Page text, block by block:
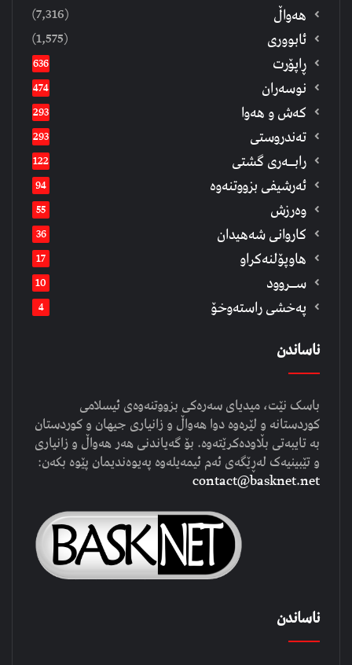
هەواڵ (7,316)
ئابووری (1,575)
ڕاپۆرت 636
نوسەران 474
كەش و هەوا 293
تەندروستی 293
رابــه‌ری گشتی 122
ئەرشیفى بزووتنەوە 94
وەرزش 55
كاروانی شەهیدان 36
هاوپۆلنەكراو 17
ســروود 10
په‌خشی راسته‌وخۆ 4
ناساندن
باسک نێت، میدیای سەرەکی بزووتنەوەی ئیسلامی
کوردستانە و لێرەوە دوا هەواڵ و زانیاری جیهان و کوردستان
بە تایبەتی بڵاودەکرێتەوە. بۆ گەیاندنی هەر هەواڵ و زانیاری
و تێبینیەک لەڕێگەی ئەم ئیمەیلەوە پەیوەندیمان پێوە بکەن:
contact@basknet.net
ناساندن